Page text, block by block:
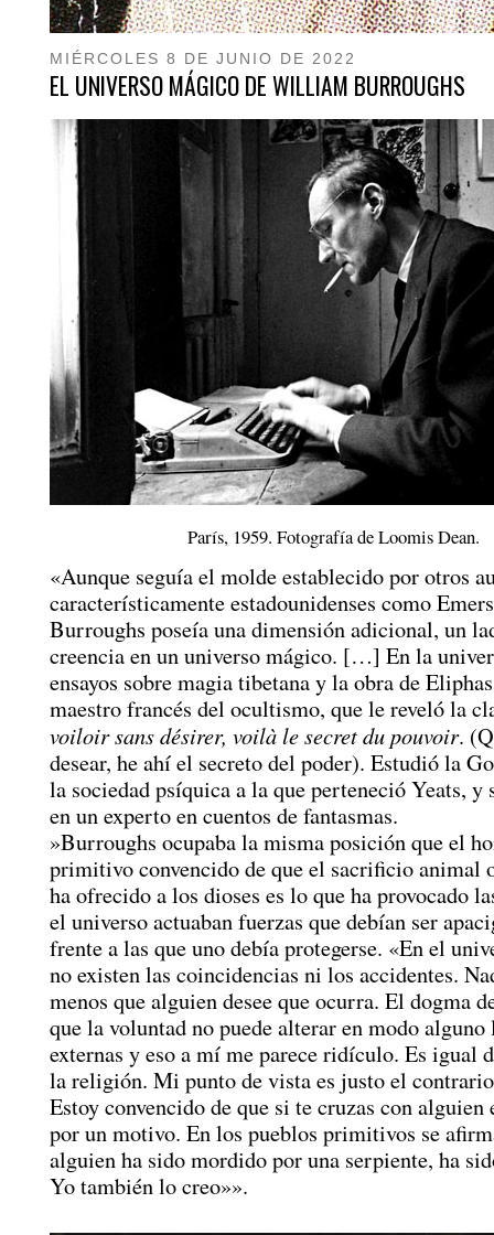
MIÉRCOLES 8 DE JUNIO DE 2022
EL UNIVERSO MÁGICO DE WILLIAM BURROUGHS
París, 1959. Fotografía de Loomis Dean.
«Aunque seguía el molde establecido por otros
característicamente estadounidenses como
Burroughs poseía una dimensión adicional, un
creencia en un universo mágico. […] En la
ensayos sobre magia tibetana y la obra de
maestro francés del ocultismo, que le reveló la
voiloir sans désirer, voilà le secret du pouvoir.
desear, he ahí el secreto del poder). Estudió la
la sociedad psíquica a la que perteneció Yeats,
en un experto en cuentos de fantasmas.
»Burroughs ocupaba la misma posición que el
primitivo convencido de que el sacrificio animal
ha ofrecido a los dioses es lo que ha provocado
el universo actuaban fuerzas que debían ser
frente a las que uno debía protegerse. «En el
no existen las coincidencias ni los accidentes.
menos que alguien desee que ocurra. El dogma
que la voluntad no puede alterar en modo alguno
externas y eso a mí me parece ridículo. Es igual
la religión. Mi punto de vista es justo el
Estoy convencido de que si te cruzas con alguien
por un motivo. En los pueblos primitivos se
alguien ha sido mordido por una serpiente, ha
Yo también lo creo»».